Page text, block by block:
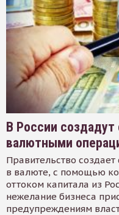
В России создадут
валютными
Правительство
в валюте, с помощью
оттоком капитала из
нежелание бизнеса
предупреждениям